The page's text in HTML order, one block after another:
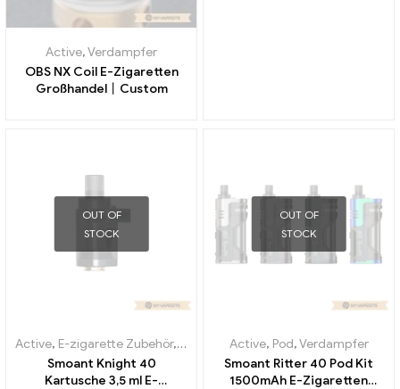
Active,Verdampfer
OBS NX Coil E-Zigaretten
Großhandel丨Custom
OUT OF
STOCK
Active, E-zigarette Zubehör, Verdampfer
Smoant Knight 40
Kartusche 3,5 ml E-
OUT OF
STOCK
Active, Pod,Verdampfer
Smoant Ritter 40 Pod Kit
1500mAh E-Zigaretten